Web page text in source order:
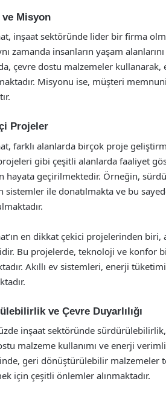
Misyon
inşaat sektöründe lider bir firma
zamanda insanların yaşam
çevre dostu malzemeler
Misyonu ise, müşteri
Projeler
farklı alanlarda birçok proje
gibi çeşitli alanlarda faaliyet
hayata geçirilmektedir. Örneğin,
sistemler ile donatılmakta ve bu
en dikkat çekici projelerinden
Bu projelerde, teknoloji ve konfor
Akıllı ev sistemleri, enerji
ve Çevre Duyarlılığı
inşaat sektöründe
malzeme kullanımı ve enerji
geri dönüştürülebilir malzemeler
için çeşitli önlemler alınmaktadır.